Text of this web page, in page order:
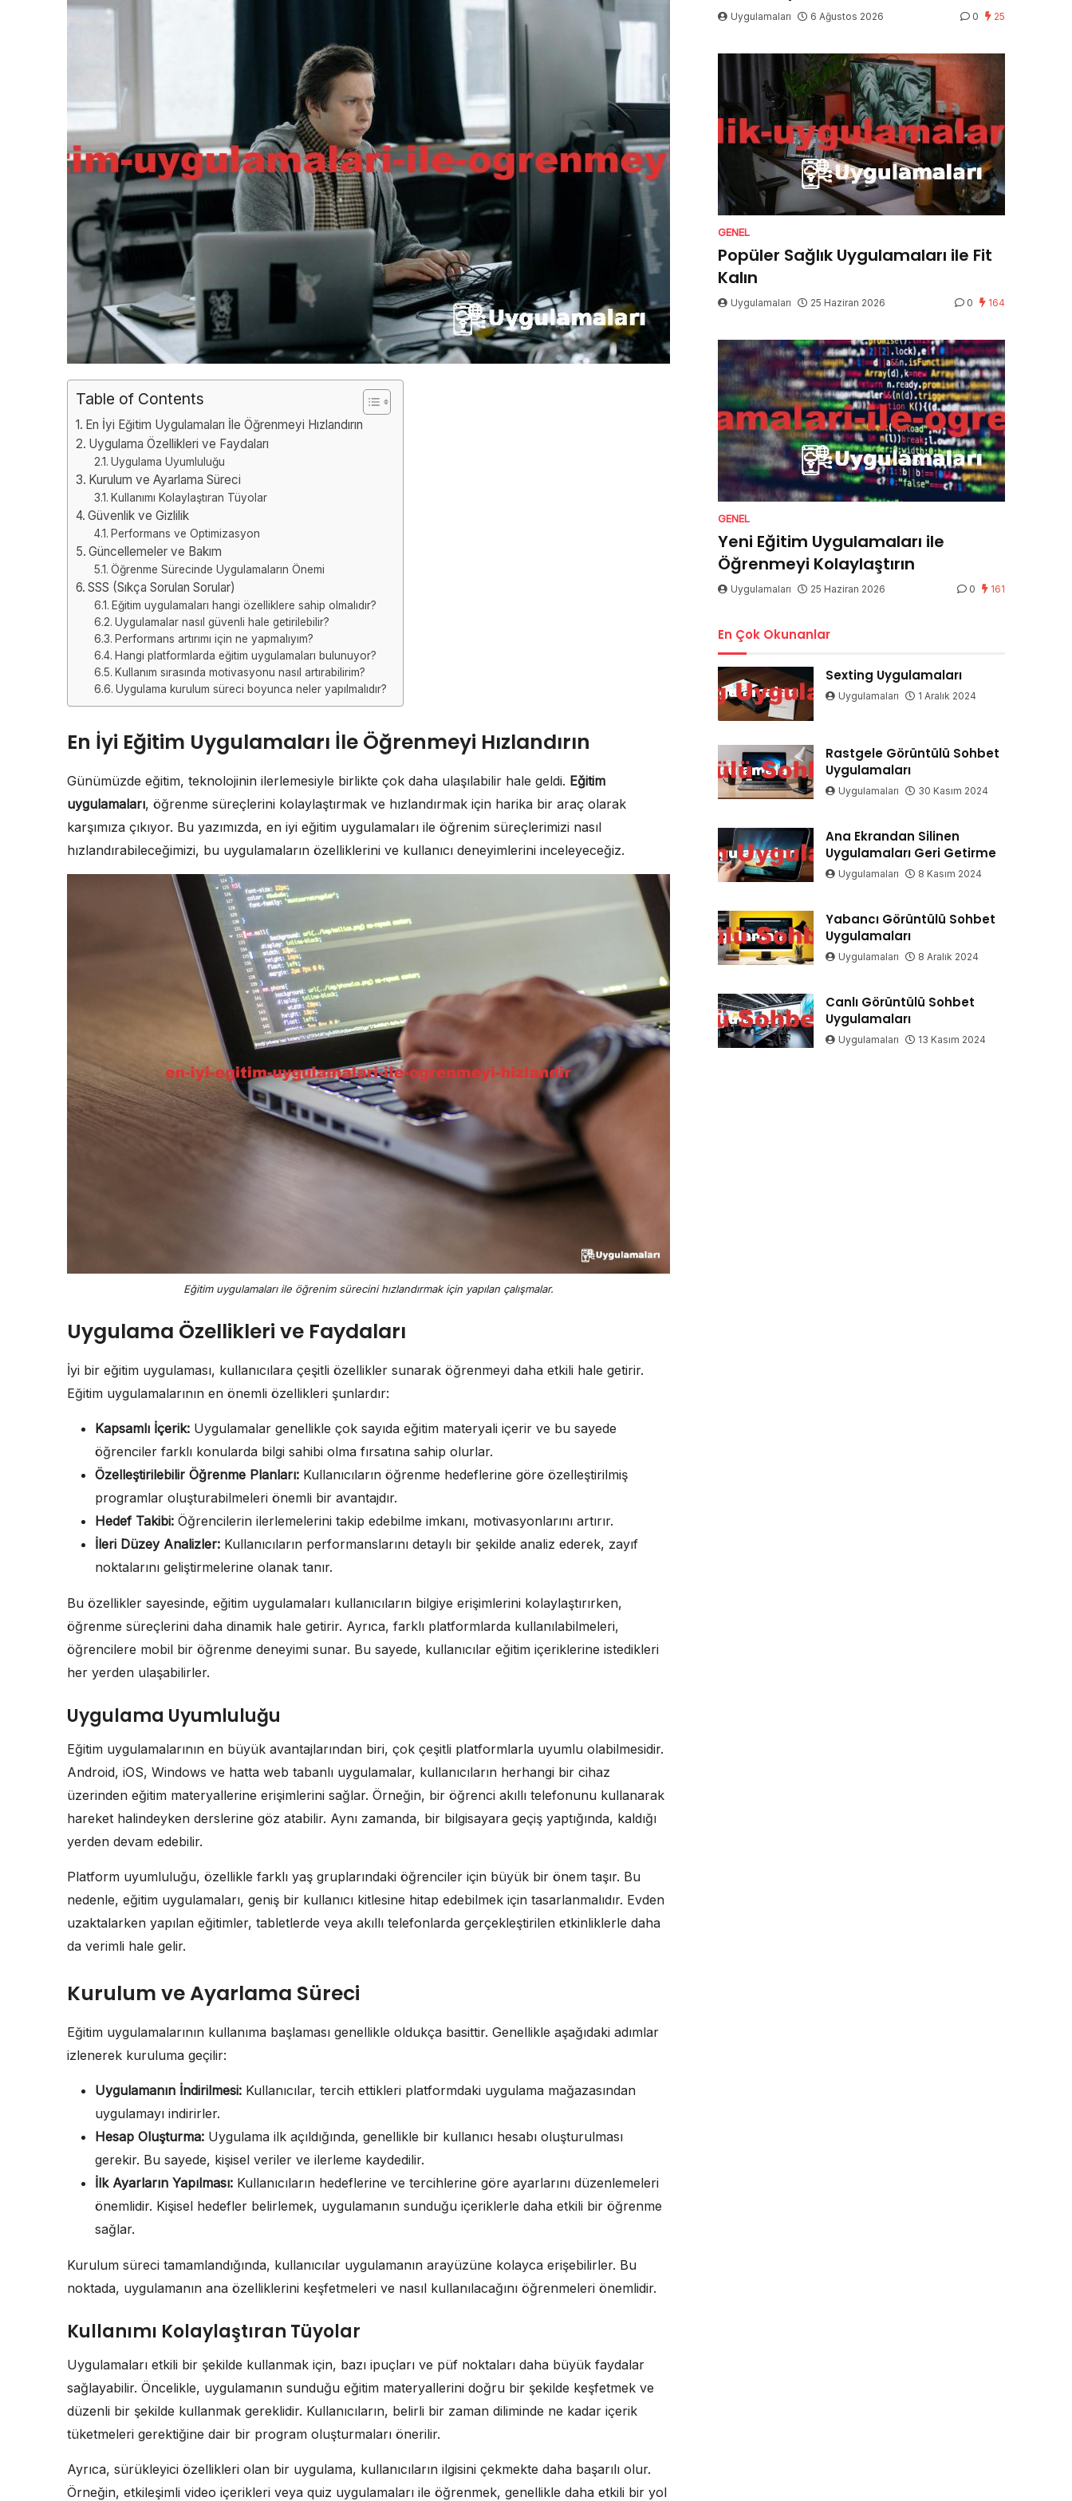
Table of Contents
En İyi Eğitim Uygulamaları İle Öğrenmeyi Hızlandırın
Uygulama Özellikleri ve Faydaları
Uygulama Uyumluluğu
Kurulum ve Ayarlama Süreci
Kullanımı Kolaylaştıran Tüyolar
Güvenlik ve Gizlilik
Performans ve Optimizasyon
Güncellemeler ve Bakım
Öğrenme Sürecinde Uygulamaların Önemi
SSS (Sıkça Sorulan Sorular)
Eğitim uygulamaları hangi özelliklere sahip olmalıdır?
Uygulamalar nasıl güvenli hale getirilebilir?
Performans artırımı için ne yapmalıyım?
Hangi platformlarda eğitim uygulamaları bulunuyor?
Kullanım sırasında motivasyonu nasıl artırabilirim?
Uygulama kurulum süreci boyunca neler yapılmalıdır?
En İyi Eğitim Uygulamaları İle Öğrenmeyi Hızlandırın
Günümüzde eğitim, teknolojinin ilerlemesiyle birlikte çok daha ulaşılabilir hale geldi. Eğitim
uygulamaları, öğrenme süreçlerini kolaylaştırmak ve hızlandırmak için harika bir araç olarak
karşımıza çıkıyor. Bu yazımızda, en iyi eğitim uygulamaları ile öğrenim süreçlerimizi nasıl
hızlandırabileceğimizi, bu uygulamaların özelliklerini ve kullanıcı deneyimlerini inceleyeceğiz.
Eğitim uygulamaları ile öğrenim sürecini hızlandırmak için yapılan çalışmalar.
Uygulama Özellikleri ve Faydaları
İyi bir eğitim uygulaması, kullanıcılara çeşitli özellikler sunarak öğrenmeyi daha etkili hale getirir.
Eğitim uygulamalarının en önemli özellikleri şunlardır:
Kapsamlı İçerik: Uygulamalar genellikle çok sayıda eğitim materyali içerir ve bu sayede
öğrenciler farklı konularda bilgi sahibi olma fırsatına sahip olurlar.
Özelleştirilebilir Öğrenme Planları: Kullanıcıların öğrenme hedeflerine göre özelleştirilmiş
programlar oluşturabilmeleri önemli bir avantajdır.
Hedef Takibi: Öğrencilerin ilerlemelerini takip edebilme imkanı, motivasyonlarını artırır.
İleri Düzey Analizler: Kullanıcıların performanslarını detaylı bir şekilde analiz ederek, zayıf
noktalarını geliştirmelerine olanak tanır.
Bu özellikler sayesinde, eğitim uygulamaları kullanıcıların bilgiye erişimlerini kolaylaştırırken,
öğrenme süreçlerini daha dinamik hale getirir. Ayrıca, farklı platformlarda kullanılabilmeleri,
öğrencilere mobil bir öğrenme deneyimi sunar. Bu sayede, kullanıcılar eğitim içeriklerine istedikleri
her yerden ulaşabilirler.
Uygulama Uyumluluğu
Eğitim uygulamalarının en büyük avantajlarından biri, çok çeşitli platformlarla uyumlu olabilmesidir.
Android, iOS, Windows ve hatta web tabanlı uygulamalar, kullanıcıların herhangi bir cihaz
üzerinden eğitim materyallerine erişimlerini sağlar. Örneğin, bir öğrenci akıllı telefonunu kullanarak
hareket halindeyken derslerine göz atabilir. Aynı zamanda, bir bilgisayara geçiş yaptığında, kaldığı
yerden devam edebilir.
Platform uyumluluğu, özellikle farklı yaş gruplarındaki öğrenciler için büyük bir önem taşır. Bu
nedenle, eğitim uygulamaları, geniş bir kullanıcı kitlesine hitap edebilmek için tasarlanmalıdır. Evden
uzaktalarken yapılan eğitimler, tabletlerde veya akıllı telefonlarda gerçekleştirilen etkinliklerle daha
da verimli hale gelir.
Kurulum ve Ayarlama Süreci
Eğitim uygulamalarının kullanıma başlaması genellikle oldukça basittir. Genellikle aşağıdaki adımlar
izlenerek kuruluma geçilir:
Uygulamanın İndirilmesi: Kullanıcılar, tercih ettikleri platformdaki uygulama mağazasından
uygulamayı indirirler.
Hesap Oluşturma: Uygulama ilk açıldığında, genellikle bir kullanıcı hesabı oluşturulması
gerekir. Bu sayede, kişisel veriler ve ilerleme kaydedilir.
İlk Ayarların Yapılması: Kullanıcıların hedeflerine ve tercihlerine göre ayarlarını düzenlemeleri
önemlidir. Kişisel hedefler belirlemek, uygulamanın sunduğu içeriklerle daha etkili bir öğrenme
sağlar.
Kurulum süreci tamamlandığında, kullanıcılar uygulamanın arayüzüne kolayca erişebilirler. Bu
noktada, uygulamanın ana özelliklerini keşfetmeleri ve nasıl kullanılacağını öğrenmeleri önemlidir.
Kullanımı Kolaylaştıran Tüyolar
Uygulamaları etkili bir şekilde kullanmak için, bazı ipuçları ve püf noktaları daha büyük faydalar
sağlayabilir. Öncelikle, uygulamanın sunduğu eğitim materyallerini doğru bir şekilde keşfetmek ve
düzenli bir şekilde kullanmak gereklidir. Kullanıcıların, belirli bir zaman diliminde ne kadar içerik
tüketmeleri gerektiğine dair bir program oluşturmaları önerilir.
Ayrıca, sürükleyici özellikleri olan bir uygulama, kullanıcıların ilgisini çekmekte daha başarılı olur.
Örneğin, etkileşimli video içerikleri veya quiz uygulamaları ile öğrenmek, genellikle daha etkili bir yol
Uygulamaları 6 Ağustos 2026 0 25
GENEL
Popüler Sağlık Uygulamaları ile Fit
Kalın
Uygulamaları 25 Haziran 2026 0 164
GENEL
Yeni Eğitim Uygulamaları ile
Öğrenmeyi Kolaylaştırın
Uygulamaları 25 Haziran 2026 0 161
En Çok Okunanlar
Sexting Uygulamaları
Uygulamaları 1 Aralık 2024
Rastgele Görüntülü Sohbet
Uygulamaları
Uygulamaları 30 Kasım 2024
Ana Ekrandan Silinen
Uygulamaları Geri Getirme
Uygulamaları 8 Kasım 2024
Yabancı Görüntülü Sohbet
Uygulamaları
Uygulamaları 8 Aralık 2024
Canlı Görüntülü Sohbet
Uygulamaları
Uygulamaları 13 Kasım 2024